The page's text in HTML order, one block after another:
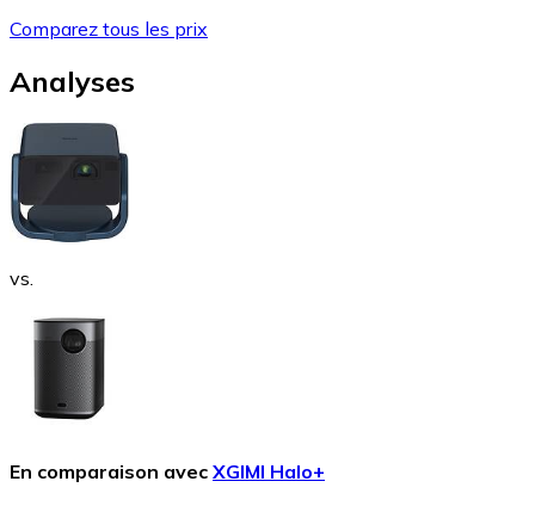
Comparez tous les prix
Analyses
vs.
En comparaison avec XGIMI Halo+